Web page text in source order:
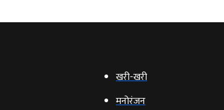
खरी-खरी
मनोरंजन